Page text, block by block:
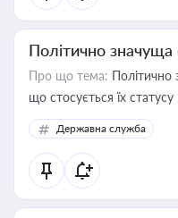
Політично
Про що тема: Політично
що стосується їх статусу
Державна служба